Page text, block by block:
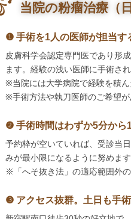
当院の粉瘤治療（
❶ 手術を1人の医師が担当
皮膚科学会認定専門医であり形
ます。経験の浅い医師に手術さ
※当院には大学病院で経験を積ん
※手術方法や執刀医師のご希望
❷ 手術時間はわずか5分から
予約枠が空いていれば、受診当
みが最小限になるように努めます
※「へそ抜き法」の適応範囲外
❸ アクセス抜群。土日も手